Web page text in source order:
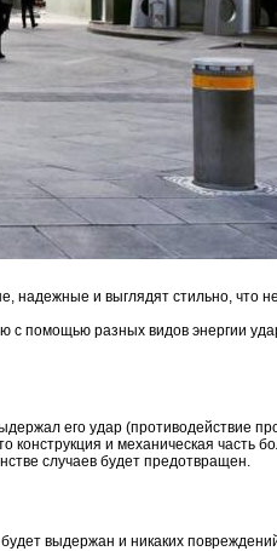
надежные и выглядят стильно, что
помощью разных видов энергии
его удар (противодействие
и механическая часть
случаев будет предотвращен.
выдержан и никаких